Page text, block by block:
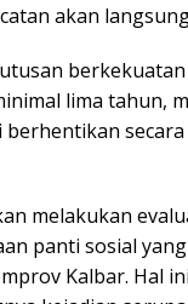
akan
lima tahun,
melakukan
panti sosial
Kalbar. Hal